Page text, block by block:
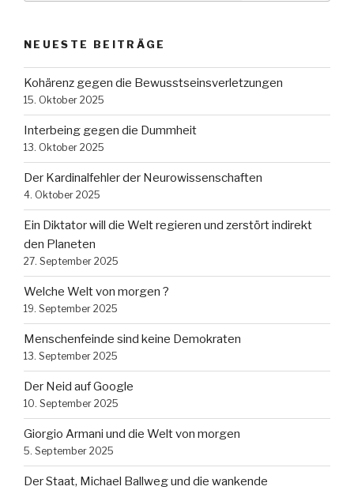
NEUESTE BEITRÄGE
Kohärenz gegen die Bewusstseinsverletzungen
15. Oktober 2025
Interbeing gegen die Dummheit
13. Oktober 2025
Der Kardinalfehler der Neurowissenschaften
4. Oktober 2025
Ein Diktator will die Welt regieren und zerstört indirekt
den Planeten
27. September 2025
Welche Welt von morgen ?
19. September 2025
Menschenfeinde sind keine Demokraten
13. September 2025
Der Neid auf Google
10. September 2025
Giorgio Armani und die Welt von morgen
5. September 2025
Der Staat, Michael Ballweg und die wankende